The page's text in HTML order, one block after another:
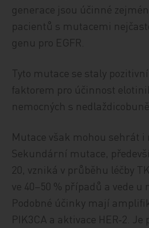
generace jsou účinné
pacientů s mutacemi
genu pro EGFR.
Tyto mutace se staly
faktorem pro účinnost
nemocných s
Mutace však mohou sehrát i
Sekundární mutace,
20, vzniká v průběhu léčby
ve 40–50 % případů a vede
Podobné účinky mají
PIK3CA a aktivace HER‑2. Je